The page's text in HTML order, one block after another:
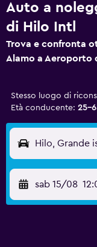
Auto a
di Hilo Intl
Trova e confronta
Alamo a Aeroporto
Stesso luogo di
Età conducente: 25-
sab 15/08